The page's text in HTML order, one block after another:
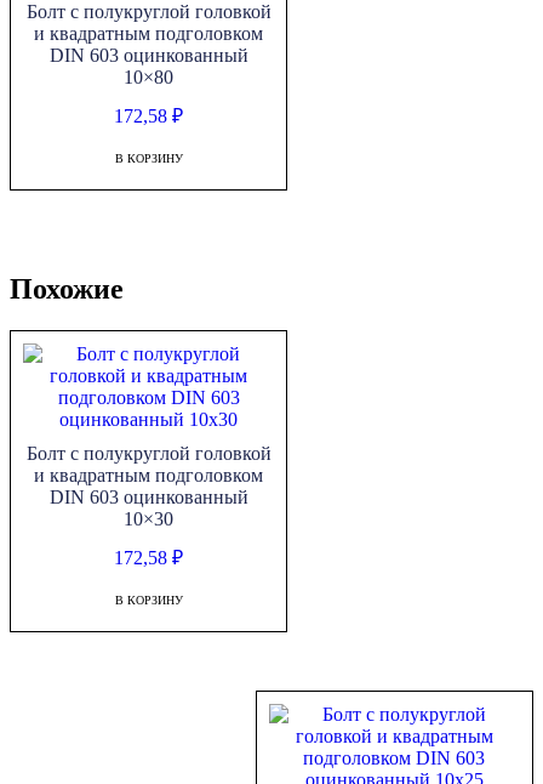
Болт с полукруглой головкой
и квадратным подголовком
DIN 603 оцинкованный
10×80
172,58₽
В КОРЗИНУ
Похожие
Болт с полукруглой головкой
и квадратным подголовком
DIN 603 оцинкованный
10×30
172,58₽
В КОРЗИНУ